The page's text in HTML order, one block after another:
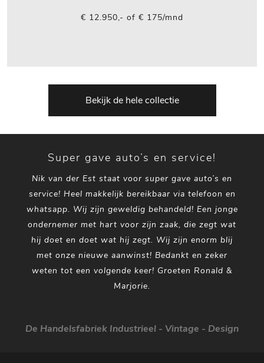
€ 12.950,- of € 175/mnd
Bekijk de hele collectie
Super gave auto’s en service!
Nik van der Est staat voor super gave auto’s en
service! Heel makkelijk bereikbaar via telefoon en
whatsapp. Wij zijn geweldig behandeld! Een jonge
ondernemer met hart voor zijn zaak, die zegt wat
hij doet en doet wat hij zegt. Wij zijn enorm blij
met onze nieuwe aanwinst! Bedankt en zeker
weten tot een volgende keer! Groeten Ronald &
Marjorie.
De Handelsfabriek Industrieel - Vintage - Design